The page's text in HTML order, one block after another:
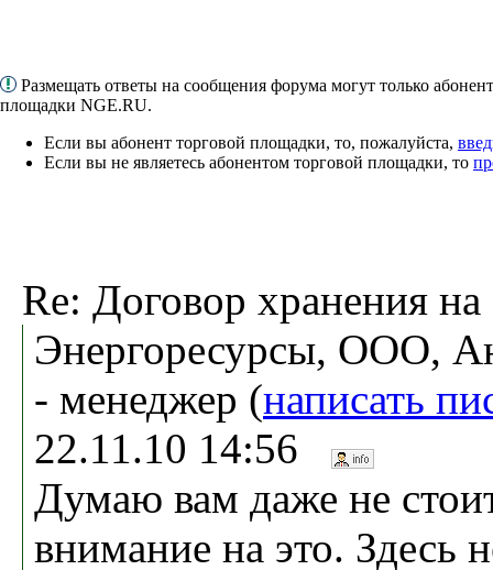
Размещать ответы на сообщения форума могут только
площадки NGE.RU.
Если вы абонент торговой площадки, то, пожалуйста,
Если вы не являетесь абонентом торговой площадки, то
Re: Договор хранения на
Энергоресурсы, ООО,
- менеджер (написать
22.11.10 14:56
Думаю вам даже не
внимание на это. Здесь